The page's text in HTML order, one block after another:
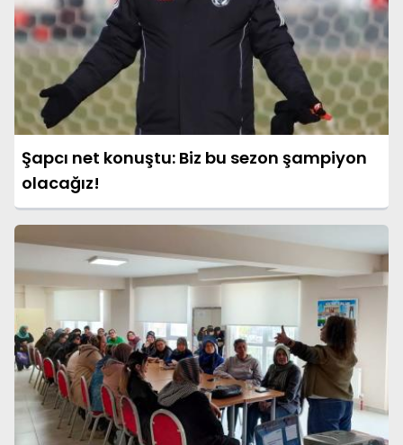
Şapcı net konuştu: Biz bu sezon şampiyon
olacağız!